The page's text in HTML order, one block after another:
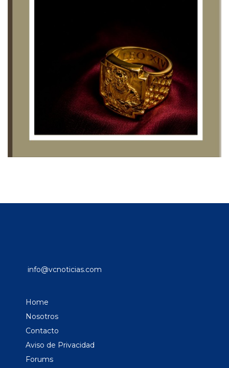
info@vcnoticias.com
Home
Nosotros
Contacto
Aviso de Privacidad
Forums